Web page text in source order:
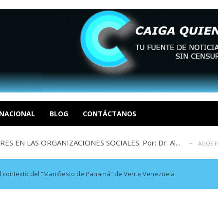
BLOG CONTÁCTANOS
costo del colapso eléctrico en... AGOSTO 7, 2026
Por Dayana Cristina Duzoglou L. AGOSTO 6, 2026
apagones y promesas incumplidas...
EN LAS ORGANIZACIONES SOCIALES. Por: Dr. Al...
en la política: distinc... AGOSTO 7, 2026
costo del colapso eléctrico en... AGOSTO 7, 2026
Por Dayana Cristina Duzoglou L. AGOSTO 6, 2026
apagones y promesas incumplidas... AGOSTO 6, 2026
del “Manifiesto de Panamá” de Vente Venezuela